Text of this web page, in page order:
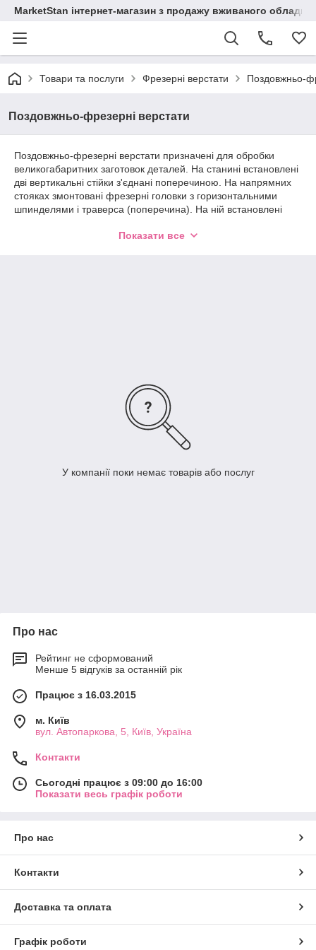
MarketStan інтернет-магазин з продажу вживаного
Товари та послуги Фрезерні верстати Поздовжньо-
Поздовжньо-фрезерні верстати
Поздовжньо-фрезерні верстати призначені для обробки
великогабаритних заготовок деталей. На станині встановлені
дві вертикальні стійки з'єднані поперечиною. На напрямних
стояках змонтовані фрезерні головки з горизонтальними
шпинделями і траверса (поперечина). На ній встановлені
переміщається по напрямних стійок. Верстати випускають
Показати все
У компанії поки немає товарів або послуг
Про нас
Рейтинг не сформований
Менше 5 відгуків за останній рік
Працює з 16.03.2015
м. Київ
вул. Автопаркова, 5, Київ, Україна
Контакти
Сьогодні працює з 09:00 до 16:00
Показати весь графік роботи
Про нас
Контакти
Доставка та оплата
Графік роботи